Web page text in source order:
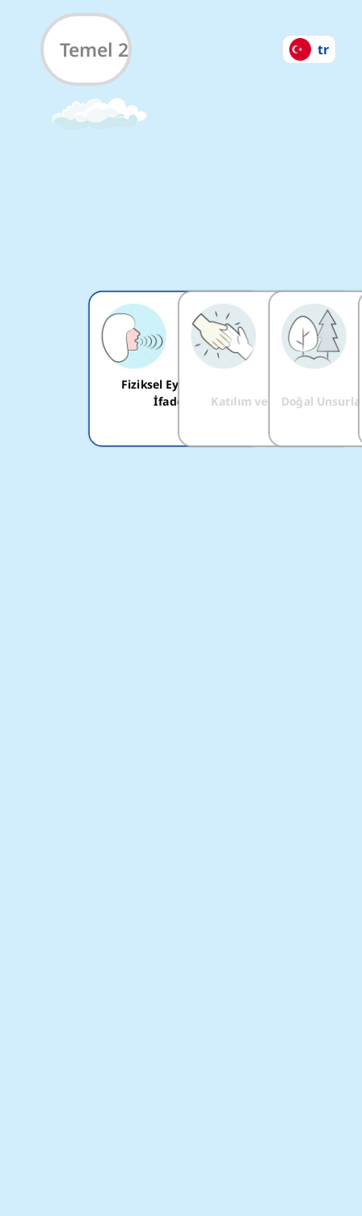
İlkokul için İngilizce
Temel 2 tr
#1
12 kelimeler
6 Dk.
Fiziksel Eylemler ve
İfadeler
#2
14
kelimeler
7Dk.
Katılım ve Davranış
Doğal